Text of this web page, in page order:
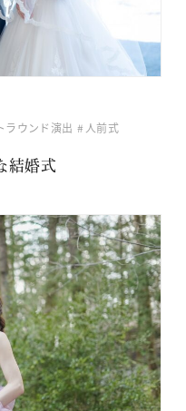
ラウンド演出 人前式
結婚式